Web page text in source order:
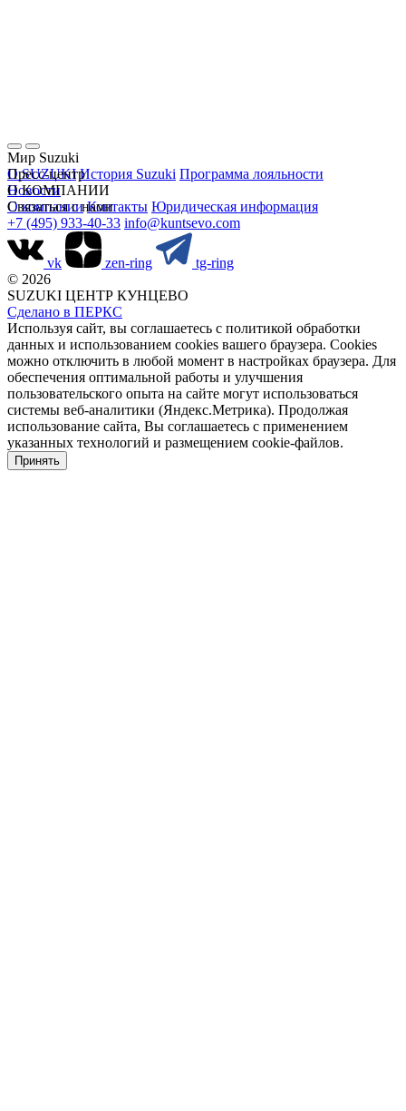
Мир Suzuki
О SUZUKI История Suzuki Программа лояльности
Пресс-центр
Новости
О КОМПАНИИ
О компании Контакты Юридическая информация
Связаться с нами
+7 (495) 933-40-33 info@kuntsevo.com
vk zen-ring
tg-ring
© 2026
SUZUKI ЦЕНТР КУНЦЕВО
Сделано в ПЕРКС
Используя сайт, вы соглашаетесь с политикой обработки
данных и использованием cookies вашего браузера. Cookies
можно отключить в любой момент в настройках браузера. Для
обеспечения оптимальной работы и улучшения
пользовательского опыта на сайте могут использоваться
системы веб-аналитики (Яндекс.Метрика). Продолжая
использование сайта, Вы соглашаетесь с применением
указанных технологий и размещением cookie-файлов.
Принять